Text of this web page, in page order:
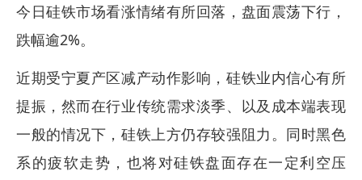
今日硅铁市场看涨情绪有所回落，盘面震荡下行，
跌幅逾2%。
近期受宁夏产区减产动作影响，硅铁业内信心有所
提振，然而在行业传统需求淡季、以及成本端表现
一般的情况下，硅铁上方仍存较强阻力。同时黑色
系的疲软走势，也将对硅铁盘面存在一定利空压